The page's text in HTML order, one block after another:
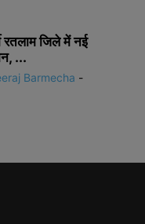
रतलाम जिले में नई
...
Barmecha -